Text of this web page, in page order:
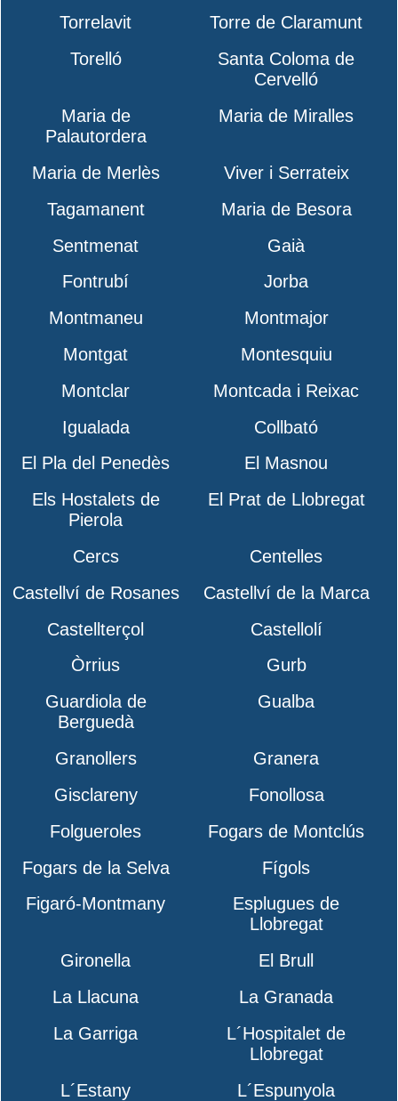
Torrelavit
Torre de Claramunt
Torelló
Santa Coloma de
Cervelló
Maria de
Palautordera
Maria de Miralles
Maria de Merlès
Viver i Serrateix
Tagamanent
Maria de Besora
Sentmenat
Gaià
Fontrubí
Jorba
Montmaneu
Montmajor
Montgat
Montesquiu
Montclar
Montcada i Reixac
Igualada
Collbató
El Pla del Penedès
El Masnou
Els Hostalets de
Pierola
El Prat de Llobregat
Cercs
Centelles
Castellví de Rosanes
Castellví de la Marca
Castellterçol
Castellolí
Òrrius
Gurb
Guardiola de
Berguedà
Gualba
Granollers
Granera
Gisclareny
Fonollosa
Folgueroles
Fogars de Montclús
Fogars de la Selva
Fígols
Figaró-Montmany
Esplugues de
Llobregat
Gironella
El Brull
La Llacuna
La Granada
La Garriga
L´Hospitalet de
Llobregat
L´Estany
L´Espunyola